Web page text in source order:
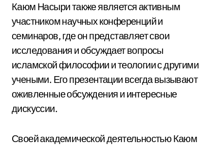
Каюм Насыри также является активным
участником научных конференций и
семинаров, где он представляет свои
исследования и обсуждает вопросы
исламской философии и теологии с другими
учеными. Его презентации всегда вызывают
оживленные обсуждения и интересные
дискуссии.
Своей академической деятельностью Каюм